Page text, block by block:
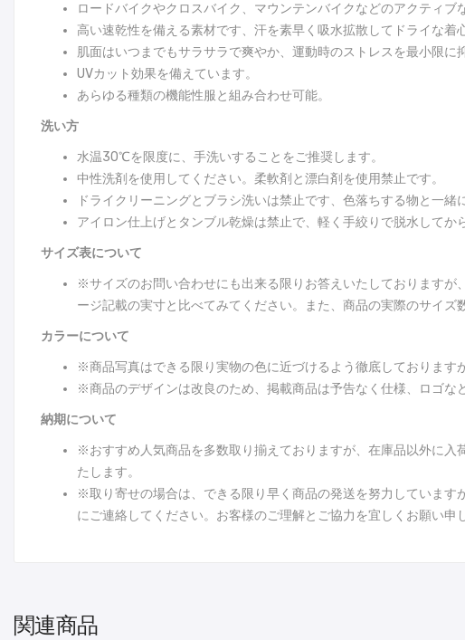
ロードバイクやクロスバイク、マウンテンバイクなどのアクティブ
高い速乾性を備える素材です、汗を素早く吸水拡散してドライな着
肌面はいつまでもサラサラで爽やか、運動時のストレスを最小限に
UVカット効果を備えています。
あらゆる種類の機能性服と組み合わせ可能。
洗い方
水温30℃を限度に、手洗いすることをご推奨します。
中性洗剤を使用してください。柔軟剤と漂白剤を使用禁止です。
ドライクリーニングとブラシ洗いは禁止です、色落ちする物と一緒
アイロン仕上げとタンブル乾燥は禁止で、軽く手絞りで脱水してか
サイズ表について
※サイズのお問い合わせにも出来る限りお答えいたしております
ージ記載の実寸と比べてみてください。また、商品の実際のサイ
カラーについて
※商品写真はできる限り実物の色に近づけるよう徹底しております
※商品のデザインは改良のため、掲載商品は予告なく仕様、ロゴな
納期について
※おすすめ人気商品を多数取り揃えておりますが、在庫品以外に
たします。
※取り寄せの場合は、できる限り早く商品の発送を努力していま
にご連絡してください。お客様のご理解とご協力を宜しくお願い申
関連商品